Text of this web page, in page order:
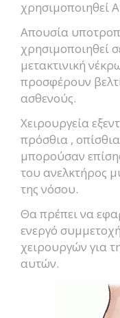
χρησιμοποιηθεί
Απουσία
χρησιμοποιηθεί
μετακτινική
προσφέρουν
ασθενούς.
Χειρουργεία
πρόσθια ,
μπορούσαν
του ανελκτήρος
της νόσου.
Θα πρέπει να
ενεργό
χειρουργών για
αυτών.